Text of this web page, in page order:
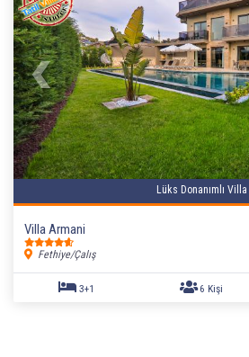
3+1 6 Kişi
Lüks Donanımlı Villa
Villa Armani
Fethiye/Çalış